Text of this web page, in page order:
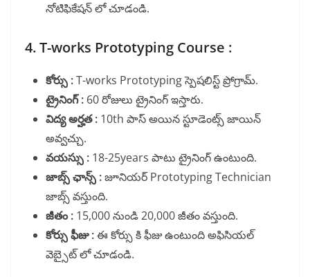
నోటిఫికేషన్ లో చూడండి.
4. T-works Prototyping Course :
కోర్సు :T-works Prototyping స్పెషలిస్ట్ ప్రోగ్రామ్.
ట్రైనింగ్ : 60 రోజులు ట్రైనింగ్ ఇస్తారు.
విద్య అర్హత : 10th పాస్ అయిన స్టూడెంట్స్ జాయిన్
అవ్వచ్చు.
వయస్సు : 18-25years పాటు ట్రైనింగ్ ఉంటుంది.
జాబ్స్ ఛాన్స్ :జూనియర్ Prototyping Technician
జాబ్స్ వస్తుంది.
జీతం : 15,000 నుండి 20,000 జీతం వస్తుంది.
కోర్సు ఫీజు :ఈ కోర్సు కి ఫీజు ఉంటుంది అఫిసియల్
వెబ్సైట్ లో చూడండి.